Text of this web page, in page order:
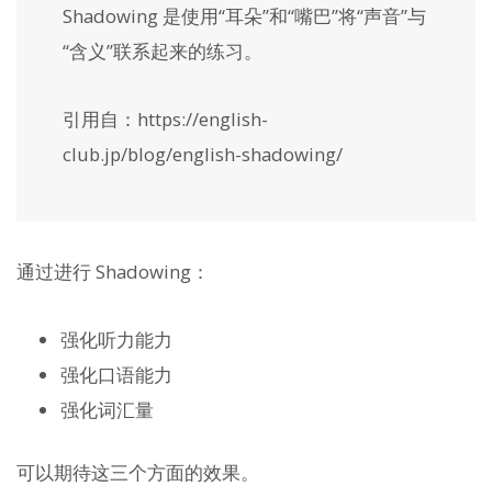
Shadowing 是使用“耳朵”和“嘴巴”将“声音”与
“含义”联系起来的练习。
引用自：https://english-
club.jp/blog/english-shadowing/
通过进行 Shadowing：
强化听力能力
强化口语能力
强化词汇量
可以期待这三个方面的效果。